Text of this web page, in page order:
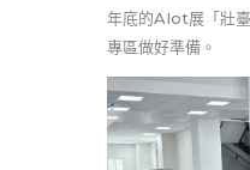
年底的AIot展「壯
專區做好準備。